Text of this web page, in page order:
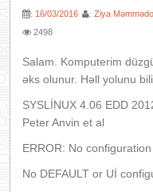
: 16/03/2016 : Ziya
2498
Salam. Komputerim
əks olunur. Həll yolunu
SYSLİNUX 4.06 EDD
Peter Anvin et al
ERROR: No
No DEFAULT or Uİ